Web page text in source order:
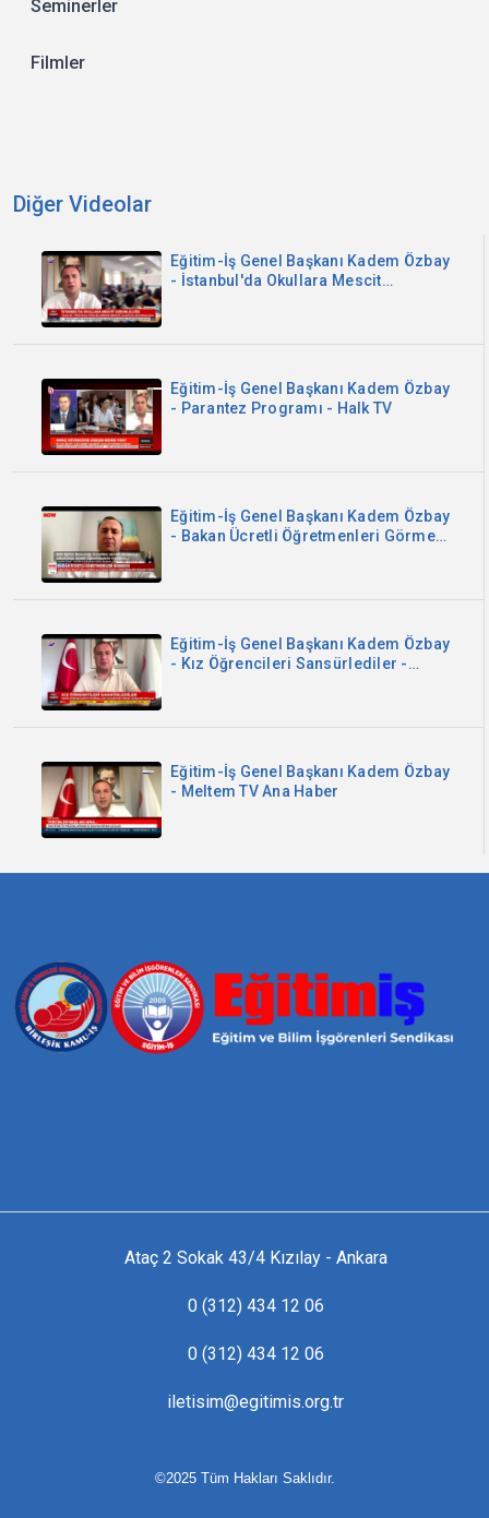
Seminerler
Filmler
Diğer Videolar
Eğitim-İş Genel Başkanı Kadem Özbay
- İstanbul'da Okullara Mescit
Eğitim-İş Genel Başkanı Kadem Özbay
- Parantez Programı - Halk TV
Eğitim-İş Genel Başkanı Kadem Özbay
- Bakan Ücretli Öğretmenleri Görmedi
Eğitim-İş Genel Başkanı Kadem Özbay
- Kız Öğrencileri Sansürlediler -
Eğitim-İş Genel Başkanı Kadem Özbay
- Meltem TV Ana Haber
Ataç 2 Sokak 43/4 Kızılay - Ankara
0 (312) 434 12 06
0 (312) 434 12 06
iletisim@egitimis.org.tr
©2025 Tüm Hakları Saklıdır.